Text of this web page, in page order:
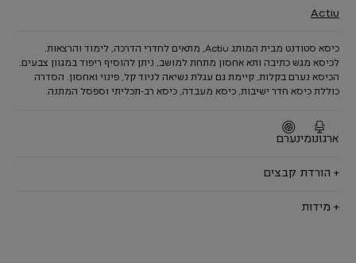
Actiu
כיסא סטודנט מבית המותג Actiu, מתאים לחדרי הדרכה, לימוד והרצאות.
לכיסא מגש כתיבה ותא אחסון מתחת למושב, ניתן להוסיף ריפוד במגוון צבעים.
הכיסא נערם בקלות, קיימת גם עגלת נשיאה לניוד קל, פינוי ואחסון. הסדרה
כוללת כיסא חדר ישיבות, כיסא מעבדה, כיסא רב-תכליתי וספסל המתנה.
ארגונומינערם
+ הורדת קבצים
+ מידות